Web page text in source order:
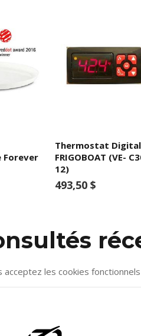
Forever
Thermostat Digital
FRIGOBOAT (VE-
12)
493,50 $
les cookies fonctionnels